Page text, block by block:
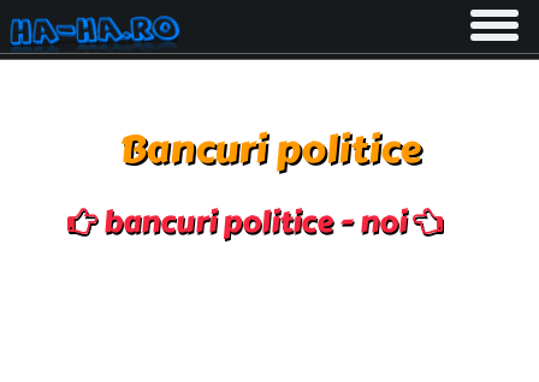
Toggle
Bancuri politice
bancuri politice - noi